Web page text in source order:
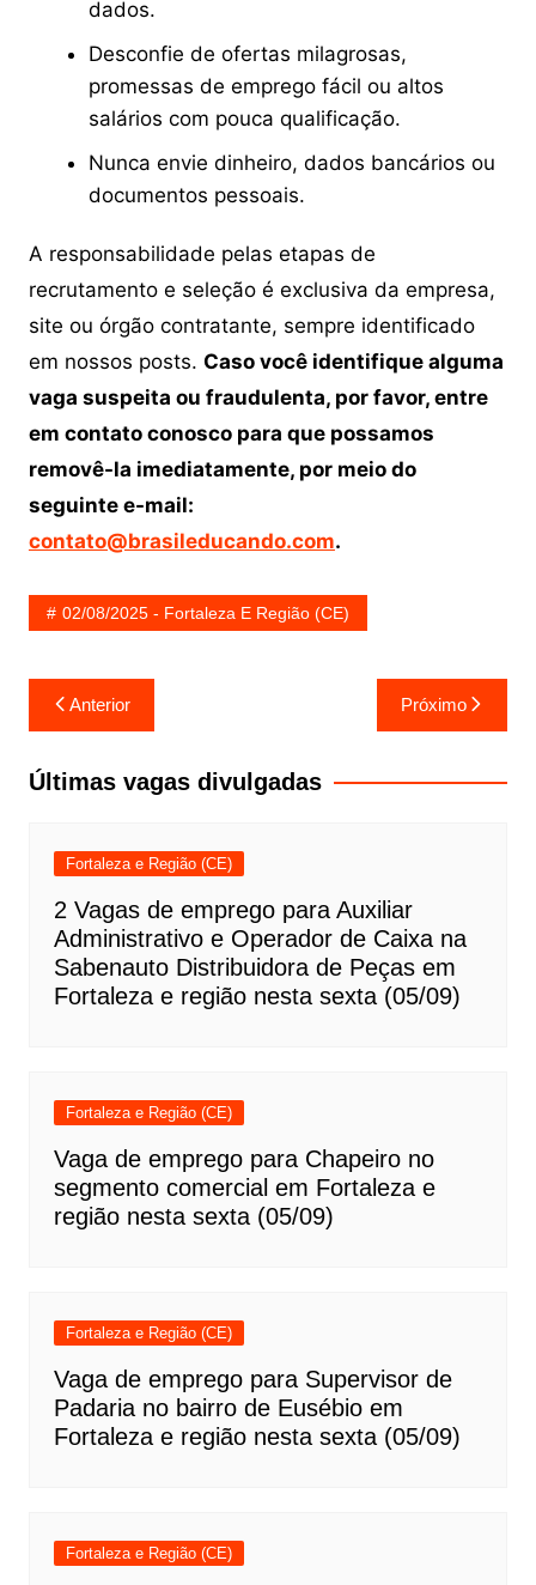
dados.
Desconfie de ofertas milagrosas,
promessas de emprego fácil ou altos
salários com pouca qualificação.
Nunca envie dinheiro, dados bancários ou
documentos pessoais.
A responsabilidade pelas etapas de
recrutamento e seleção é exclusiva da empresa,
site ou órgão contratante, sempre identificado
em nossos posts. Caso você identifique alguma
vaga suspeita ou fraudulenta, por favor, entre
em contato conosco para que possamos
removê-la imediatamente, por meio do
seguinte e-mail:
contato@brasileducando.com.
02/08/2025 - Fortaleza E Região (CE)
Navegação
de
Post
Anterior Próximo
Últimas vagas divulgadas
Fortaleza e Região (CE)
2 Vagas de emprego para Auxiliar
Administrativo e Operador de Caixa na
Sabenauto Distribuidora de Peças em
Fortaleza e região nesta sexta (05/09)
Fortaleza e Região (CE)
Vaga de emprego para Chapeiro no
segmento comercial em Fortaleza e
região nesta sexta (05/09)
Fortaleza e Região (CE)
Vaga de emprego para Supervisor de
Padaria no bairro de Eusébio em
Fortaleza e região nesta sexta (05/09)
Fortaleza e Região (CE)